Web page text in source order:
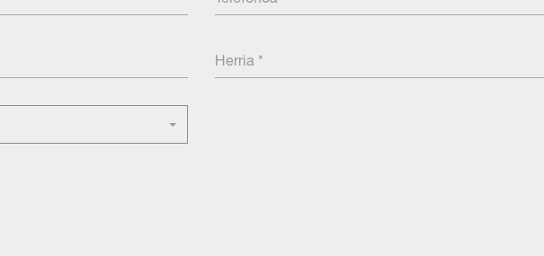
Herria